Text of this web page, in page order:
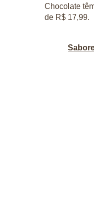
Chocolate
de R$ 17,99.